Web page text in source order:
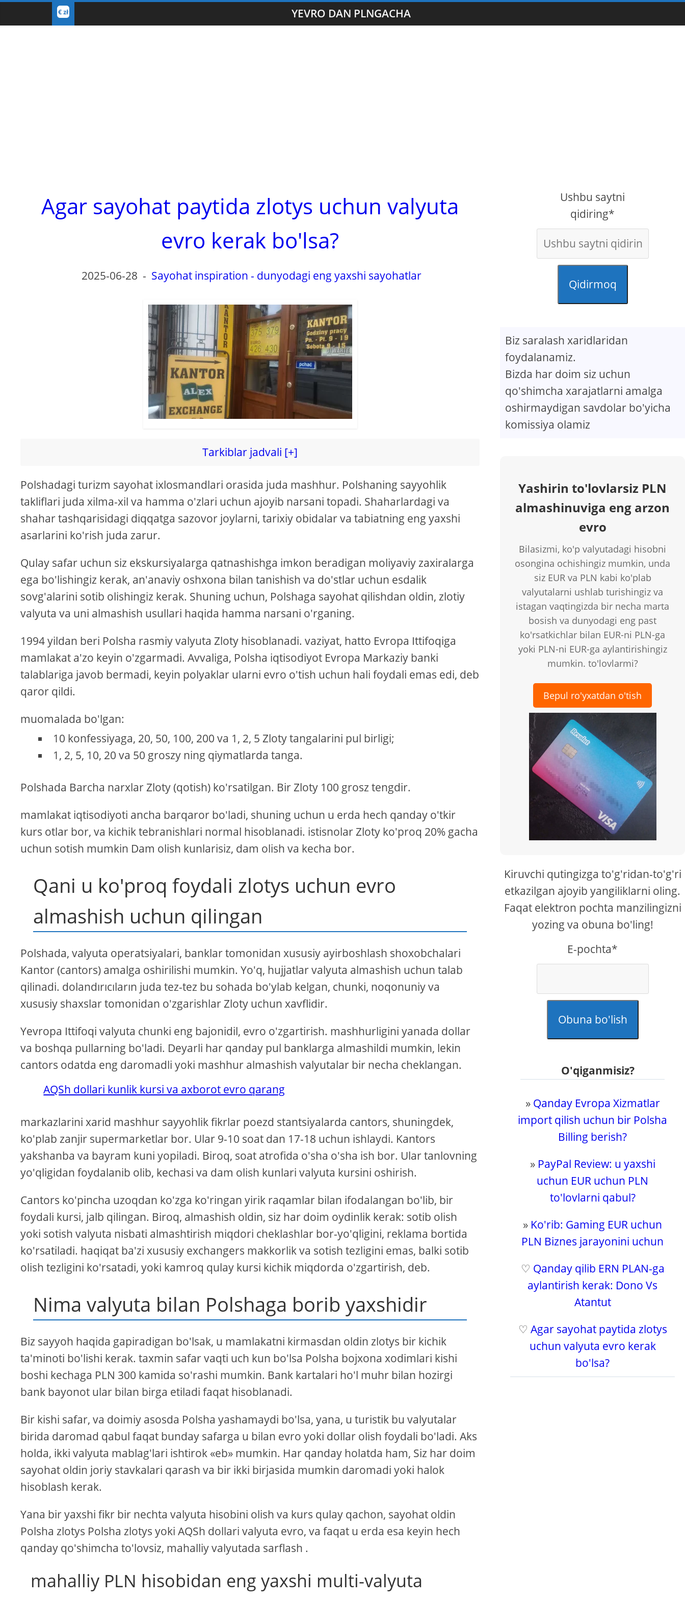
YEVRO DAN PLNGACHA
Agar sayohat paytida zlotys uchun valyuta
evro kerak bo'lsa?
2025-06-28 - Sayohat inspiration - dunyodagi eng yaxshi sayohatlar
Tarkiblar jadvali [+]
Polshadagi turizm sayohat ixlosmandlari orasida juda mashhur. Polshaning sayyohlik
takliflari juda xilma-xil va hamma o'zlari uchun ajoyib narsani topadi. Shaharlardagi va
shahar tashqarisidagi diqqatga sazovor joylarni, tarixiy obidalar va tabiatning eng yaxshi
asarlarini ko'rish juda zarur.
Qulay safar uchun siz ekskursiyalarga qatnashishga imkon beradigan moliyaviy zaxiralarga
ega bo'lishingiz kerak, an'anaviy oshxona bilan tanishish va do'stlar uchun esdalik
sovg'alarini sotib olishingiz kerak. Shuning uchun, Polshaga sayohat qilishdan oldin, zlotiy
valyuta va uni almashish usullari haqida hamma narsani o'rganing.
1994 yildan beri Polsha rasmiy valyuta Zloty hisoblanadi. vaziyat, hatto Evropa Ittifoqiga
mamlakat a'zo keyin o'zgarmadi. Avvaliga, Polsha iqtisodiyot Evropa Markaziy banki
talablariga javob bermadi, keyin polyaklar ularni evro o'tish uchun hali foydali emas edi, deb
qaror qildi.
muomalada bo'lgan:
10 konfessiyaga, 20, 50, 100, 200 va 1, 2, 5 Zloty tangalarini pul birligi;
1, 2, 5, 10, 20 va 50 groszy ning qiymatlarda tanga.
Polshada Barcha narxlar Zloty (qotish) ko'rsatilgan. Bir Zloty 100 grosz tengdir.
mamlakat iqtisodiyoti ancha barqaror bo'ladi, shuning uchun u erda hech qanday o'tkir
kurs otlar bor, va kichik tebranishlari normal hisoblanadi. istisnolar Zloty ko'proq 20% gacha
uchun sotish mumkin Dam olish kunlarisiz, dam olish va kecha bor.
Qani u ko'proq foydali zlotys uchun evro
almashish uchun qilingan
Polshada, valyuta operatsiyalari, banklar tomonidan xususiy ayirboshlash shoxobchalari
Kantor (cantors) amalga oshirilishi mumkin. Yo'q, hujjatlar valyuta almashish uchun talab
qilinadi. dolandırıcıların juda tez-tez bu sohada bo'ylab kelgan, chunki, noqonuniy va
xususiy shaxslar tomonidan o'zgarishlar Zloty uchun xavflidir.
Yevropa Ittifoqi valyuta chunki eng bajonidil, evro o'zgartirish. mashhurligini yanada dollar
va boshqa pullarning bo'ladi. Deyarli har qanday pul banklarga almashildi mumkin, lekin
cantors odatda eng daromadli yoki mashhur almashish valyutalar bir necha cheklangan.
AQSh dollari kunlik kursi va axborot evro qarang
markazlarini xarid mashhur sayyohlik fikrlar poezd stantsiyalarda cantors, shuningdek,
ko'plab zanjir supermarketlar bor. Ular 9-10 soat dan 17-18 uchun ishlaydi. Kantors
yakshanba va bayram kuni yopiladi. Biroq, soat atrofida o'sha o'sha ish bor. Ular tanlovning
yo'qligidan foydalanib olib, kechasi va dam olish kunlari valyuta kursini oshirish.
Cantors ko'pincha uzoqdan ko'zga ko'ringan yirik raqamlar bilan ifodalangan bo'lib, bir
foydali kursi, jalb qilingan. Biroq, almashish oldin, siz har doim oydinlik kerak: sotib olish
yoki sotish valyuta nisbati almashtirish miqdori cheklashlar bor-yo'qligini, reklama bortida
ko'rsatiladi. haqiqat ba'zi xususiy exchangers makkorlik va sotish tezligini emas, balki sotib
olish tezligini ko'rsatadi, yoki kamroq qulay kursi kichik miqdorda o'zgartirish, deb.
Nima valyuta bilan Polshaga borib yaxshidir
Biz sayyoh haqida gapiradigan bo'lsak, u mamlakatni kirmasdan oldin zlotys bir kichik
ta'minoti bo'lishi kerak. taxmin safar vaqti uch kun bo'lsa Polsha bojxona xodimlari kishi
boshi kechaga PLN 300 kamida so'rashi mumkin. Bank kartalari ho'l muhr bilan hozirgi
bank bayonot ular bilan birga etiladi faqat hisoblanadi.
Bir kishi safar, va doimiy asosda Polsha yashamaydi bo'lsa, yana, u turistik bu valyutalar
birida daromad qabul faqat bunday safarga u bilan evro yoki dollar olish foydali bo'ladi. Aks
holda, ikki valyuta mablag'lari ishtirok «eb» mumkin. Har qanday holatda ham, Siz har doim
sayohat oldin joriy stavkalari qarash va bir ikki birjasida mumkin daromadi yoki halok
hisoblash kerak.
Yana bir yaxshi fikr bir nechta valyuta hisobini olish va kurs qulay qachon, sayohat oldin
Polsha zlotys Polsha zlotys yoki AQSh dollari valyuta evro, va faqat u erda esa keyin hech
qanday qo'shimcha to'lovsiz, mahalliy valyutada sarflash .
mahalliy PLN hisobidan eng yaxshi multi-valyuta
Ushbu saytni
qidiring*
Qidirmoq
Biz saralash xaridlaridan
foydalanamiz.
Bizda har doim siz uchun
qo'shimcha xarajatlarni amalga
oshirmaydigan savdolar bo'yicha
komissiya olamiz
Yashirin to'lovlarsiz PLN
almashinuviga eng arzon
evro
Bilasizmi, ko'p valyutadagi hisobni
osongina ochishingiz mumkin, unda
siz EUR va PLN kabi ko'plab
valyutalarni ushlab turishingiz va
istagan vaqtingizda bir necha marta
bosish va dunyodagi eng past
ko'rsatkichlar bilan EUR-ni PLN-ga
yoki PLN-ni EUR-ga aylantirishingiz
mumkin. to'lovlarmi?
Bepul ro'yxatdan o'tish
Kiruvchi qutingizga to'g'ridan-to'g'ri
etkazilgan ajoyib yangiliklarni oling.
Faqat elektron pochta manzilingizni
yozing va obuna bo'ling!
E-pochta*
Obuna bo'lish
O'qiganmisiz?
» Qanday Evropa Xizmatlar
import qilish uchun bir Polsha
Billing berish?
» PayPal Review: u yaxshi
uchun EUR uchun PLN
to'lovlarni qabul?
» Ko'rib: Gaming EUR uchun
PLN Biznes jarayonini uchun
♡ Qanday qilib ERN PLAN-ga
aylantirish kerak: Dono Vs
Atantut
♡ Agar sayohat paytida zlotys
uchun valyuta evro kerak
bo'lsa?